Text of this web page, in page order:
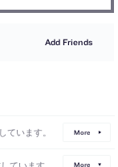
Add Friends
います。 More
ています。 More